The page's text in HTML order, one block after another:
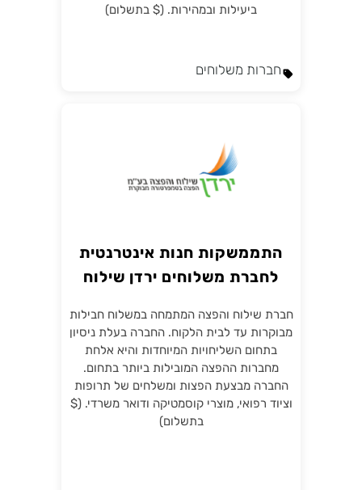
ביעילות ובמהירות. ($ בתשלום)
חברות משלוחים
התממשקות חנות אינטרנטית
לחברת משלוחים ירדן שילוח
חברת שילוח והפצה המתמחה במשלוח חבילות
מבוקרות עד לבית הלקוח. החברה בעלת ניסיון
בתחום השליחויות המיוחדות והיא אלחת
מחברות ההפצה המובילות ביותר בתחום.
החברה מבצעת הפצות ומשלחים של תרופות
וציוד רפואי, מוצרי קוסמטיקה ודואר משרדי. ($
בתשלום)